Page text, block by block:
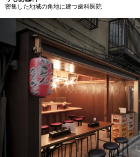
密集した地域の角地に建つ歯科医院